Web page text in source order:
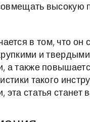
высокую
в том, что он
и
а также
такого
эта статья